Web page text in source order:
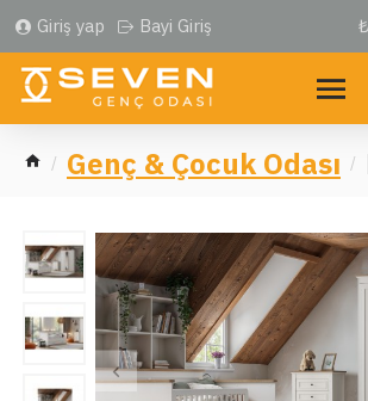
Giriş yap Bayi Giriş ₺
Genç & Çocuk Odası